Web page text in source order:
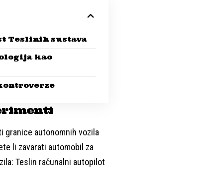
Teslinih sustava
kao
granice autonomnih vozila
li zavarati automobil za
Teslin računalni autopilot